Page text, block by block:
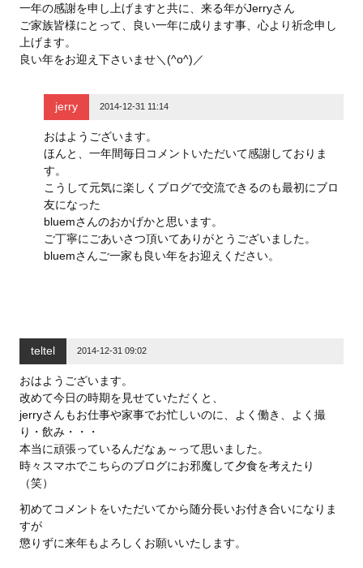
で
開
き
)
一年の感謝を申し上げますと共に、来る年がJerryさん
ご家族皆様にとって、良い一年に成ります事、心より祈念申し
上げます。
良い年をお迎え下さいませ＼(^o^)／
jerry 2014-12-31 11:14
おはようございます。
ほんと、一年間毎日コメントいただいて感謝しておりま
す。
こうして元気に楽しくブログで交流できるのも最初にブロ
友になった
bluemさんのおかげかと思います。
ご丁寧にごあいさつ頂いてありがとうございました。
bluemさんご一家も良い年をお迎えください。
teltel 2014-12-31 09:02
おはようございます。
改めて今日の時期を見せていただくと、
jerryさんもお仕事や家事でお忙しいのに、よく働き、よく撮
り・飲み・・・
本当に頑張っているんだなぁ～って思いました。
時々スマホでこちらのブログにお邪魔して夕食を考えたり
（笑）
初めてコメントをいただいてから随分長いお付き合いになりま
すが
懲りずに来年もよろしくお願いいたします。